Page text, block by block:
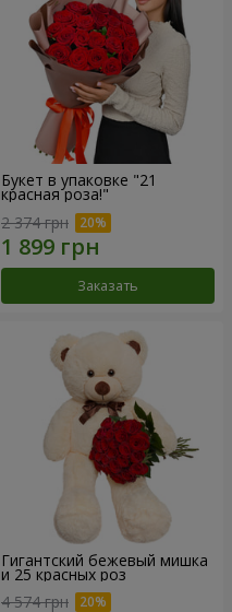
Букет в упаковке "21
красная роза!"
2 374 грн
Заказать
Гигантский бежевый мишка
и 25 красных роз
4 574 грн